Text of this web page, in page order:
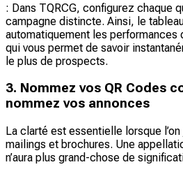
: Dans TQRCG, configurez chaque
campagne distincte. Ainsi, le
automatiquement les performances
qui vous permet de savoir
le plus de prospects.
3. Nommez vos QR Codes
nommez vos annonces
La clarté est essentielle lorsque
mailings et brochures. Une
n’aura plus grand-chose de